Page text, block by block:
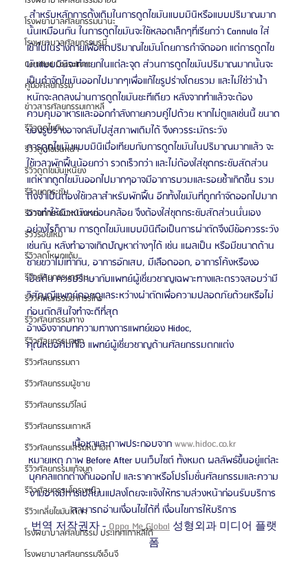
โรงพยาบาลศัลยกรรมนานะ
โรงพยาบาลศัลยกรรมรูบี
Certified Consultant
คู่มือศัลยกรรม
ข่าวสารศัลยกรรมเกาหลี
รีวิวดูดไขมัน
รีวิวดูดไขมันหน้า
รีวิวดูดไขมันเหนียง
รีวิวยกกระชับ
รีวิวยกกระชับหน้าผาก
รีวิวร้อยไหม
รีวิวลดโหนกแก้ม
รีวิวศัลยกรรมกราม
รีวิวศัลยกรรมขากรรไกร
รีวิวศัลยกรรมคาง
รีวิวศัลยกรรมจมูก
รีวิวศัลยกรรมตา
รีวิวศัลยกรรมผู้ชาย
รีวิวศัลยกรรมวีไลน์
รีวิวศัลยกรรมเกาหลี
รีวิวศัลยกรรมเสริมหน้าอก
รีวิวศัลยกรรมแก้จมูก
รีวิวศัลยกรรมโครงหน้า
รีวิวเกลี่ยไขมันใต้ตา
โรงพยาบาลศัลยกรรม ประเทศเกาหลีใต้
โรงพยาบาลศัลยกรรมจีเอ็นจี
สำหรับหลักการดั้งเดิมในการดูดไขมันแบบมินิหรือแบบปริมาณมาก
นั้นเหมือนกัน ในการดูดไขมันจะใช้หลอดเล็กๆที่เรียกว่า Cannula ใส่
เข้าไปในร่างกายเพื่อลดปริมาณไขมันโดยการกำจัดออก แต่การดูดไข
มันแบบมินิจะทำแยกในแต่ละจุด ส่วนการดูดไขมันปริมาณมากนั้นจะ
เป็นกำจัดไขมันออกไปมากๆเพื่อแก้ไขรูปร่างโดยรวม และไม่ใช่ว่าน้ำ
หนักจะลดลงผ่านการดูดไขมันซะทีเดียว หลังจากทำแล้วจะต้อง
ควบคุมอาหารและออกกำลังกายควบคู่ไปด้วย หากไม่ดูแลเช่นนี้ ขนาด
ของรูปร่างอาจกลับไปสู่สภาพเดิมได้ จึงควรระมัดระวัง
การดูดไขมันแบบมินิเมื่อเทียบกับการดูดไขมันในปริมาณมากแล้ว จะ
ใช้เวลาพักฟื้นน้อยกว่า รวดเร็วกว่า และไม่ต้องใส่ชุดกระชับสัดส่วน
แต่หากดูดไขมันออกไปมากๆอาจมีอาการบวมและรอยช้ำเกิดขึ้น รวม
ถึงจำเป็นต้องใช้เวลาสำหรับพักฟื้น อีกทั้งไขมันที่ถูกกำจัดออกไปมาก
อาจทำให้ผิวหนังหย่อนคล้อย จึงต้องใส่ชุดกระชับสัดส่วนนั่นเอง
อย่างไรก็ตาม การดูดไขมันแบบมินิถือเป็นการผ่าตัดจึงมีข้อควรระวัง
เช่นกัน หลังทำอาจเกิดปัญหาต่างๆได้ เช่น แผลเป็น หรือมีขนาดด้าน
ซ้ายขวาไม่เท่ากัน, อาการอักเสบ, มีเลือดออก, อาการโค้งหรืองอ
เป็นต้น ควรปรึกษากับแพทย์ผู้เชี่ยวชาญเฉพาะทางและตรวจสอบว่ามี
วิสัญญีแพทย์คอยดูแลระหว่างผ่าตัดเพื่อความปลอดภัยด้วยหรือไม่
ก่อนตัดสินใจทำจะดีที่สุด
อ้างอิงจากบทความทางการแพทย์ของ Hidoc,
คุณหมอคิมกีโฮ แพทย์ผู้เชี่ยวชาญด้านศัลยกรรมตกแต่ง
เนื้อหาและภาพประกอบจาก www.hidoc.co.kr
หมายเหตุ ภาพ Before After บนเว็บไซต์ ทั้งหมด ผลลัพธ์ขึ้นอยู่แต่ละ
บุคคลแตกต่างกันออกไป และราคาหรือโปรโมชั่นศัลยกรรมและความ
งามอาจมีการเปลี่ยนแปลงโดยจะแจ้งให้ทราบล่วงหน้าก่อนรับบริการ
สามารถอ่านเงื่อนไขได้ที่ เงื่อนไขการให้บริการ
번역 저작권자 - Oppa Me Global 성형외과 미디어 플랫
폼